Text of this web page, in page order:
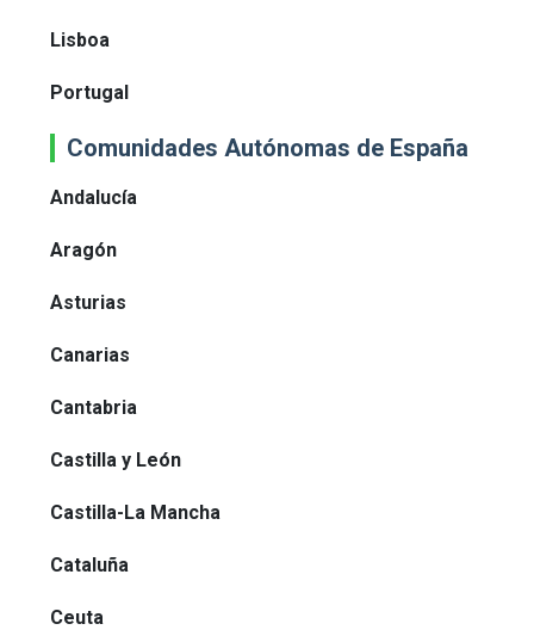
Lisboa
Portugal
Comunidades Autónomas de España
Andalucía
Aragón
Asturias
Canarias
Cantabria
Castilla y León
Castilla-La Mancha
Cataluña
Ceuta